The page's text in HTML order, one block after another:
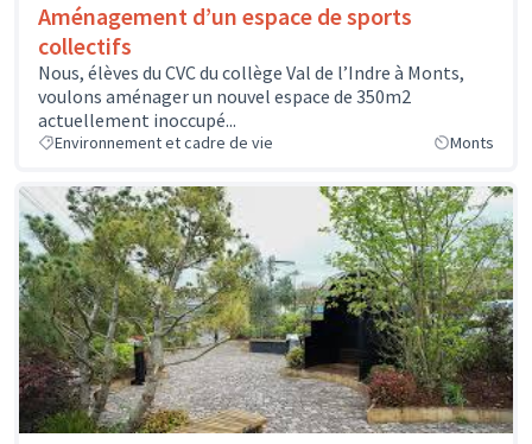
Aménagement d’un espace de sports
collectifs
Nous, élèves du CVC du collège Val de l’Indre à Monts,
voulons aménager un nouvel espace de 350m2
actuellement inoccupé...
Environnement et cadre de vie Monts